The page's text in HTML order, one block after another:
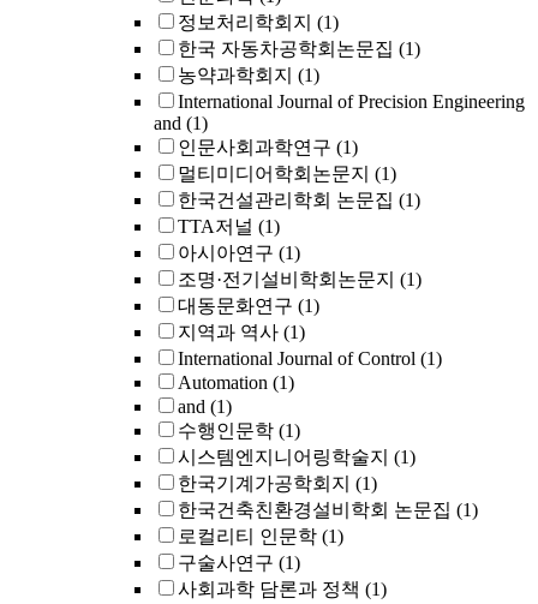
정보처리학회지 (1)
한국 자동차공학회논문집 (1)
농약과학회지 (1)
International Journal of Precision Engineering
and (1)
인문사회과학연구 (1)
멀티미디어학회논문지 (1)
한국건설관리학회 논문집 (1)
TTA저널 (1)
아시아연구 (1)
조명·전기설비학회논문지 (1)
대동문화연구 (1)
지역과 역사 (1)
International Journal of Control (1)
Automation (1)
and (1)
수행인문학 (1)
시스템엔지니어링학술지 (1)
한국기계가공학회지 (1)
한국건축친환경설비학회 논문집 (1)
로컬리티 인문학 (1)
구술사연구 (1)
사회과학 담론과 정책 (1)